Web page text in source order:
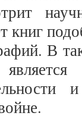
книг
В